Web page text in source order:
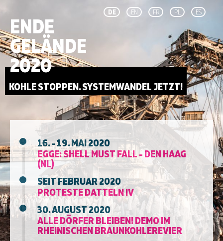
DE EN FR PL ES
ENDE
GELÄNDE
2020
KOHLE STOPPEN. SYSTEMWANDEL JETZT!
16. - 19. MAI 2020
EGGE: SHELL MUST FALL - DEN HAAG
(NL)
SEIT FEBRUAR 2020
PROTESTE DATTELN IV
30. AUGUST 2020
ALLE DÖRFER BLEIBEN! DEMO IM
RHEINISCHEN BRAUNKOHLEREVIER